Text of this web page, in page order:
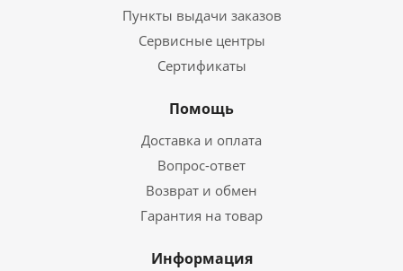
Пункты выдачи заказов
Сервисные центры
Сертификаты
Помощь
Доставка и оплата
Вопрос-ответ
Возврат и обмен
Гарантия на товар
Информация